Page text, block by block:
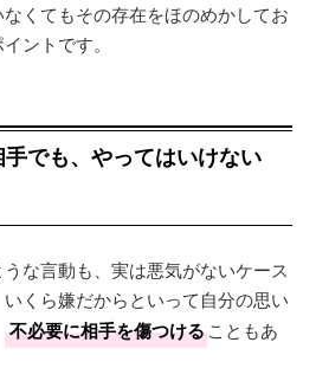
くてもその存在をほのめかしてお
ントです。
でも、やってはいけない
な言動も、実は悪気がないケース
くら嫌だからといって自分の思い
不必要に相手を傷つけることもあ